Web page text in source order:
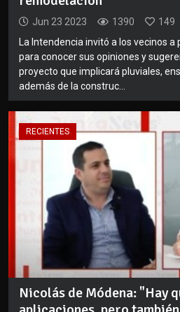
Jun 23 2023 1390
149
La Intendencia invitó a los vecinos
para conocer sus opiniones y
proyecto que implicará pluviales,
además de la construc...
RECIENTES
Nicolás de Módena: "Hay